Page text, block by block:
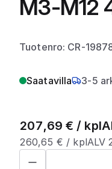
M3-M12
Tuotenro: CR-
Saatavilla 3-5
207,69 € / kpl
260,65 € / kplALV